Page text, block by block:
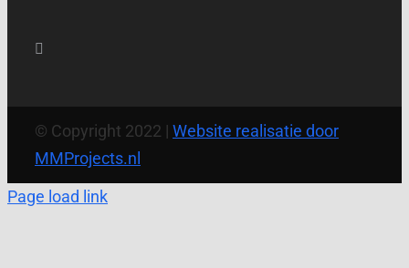
© Copyright 2022 | Website realisatie door
MMProjects.nl
Page load link